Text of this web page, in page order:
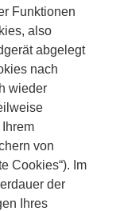
Funktionen
also
abgelegt
nach
wieder
von
Cookies“). Im
der
Ihres